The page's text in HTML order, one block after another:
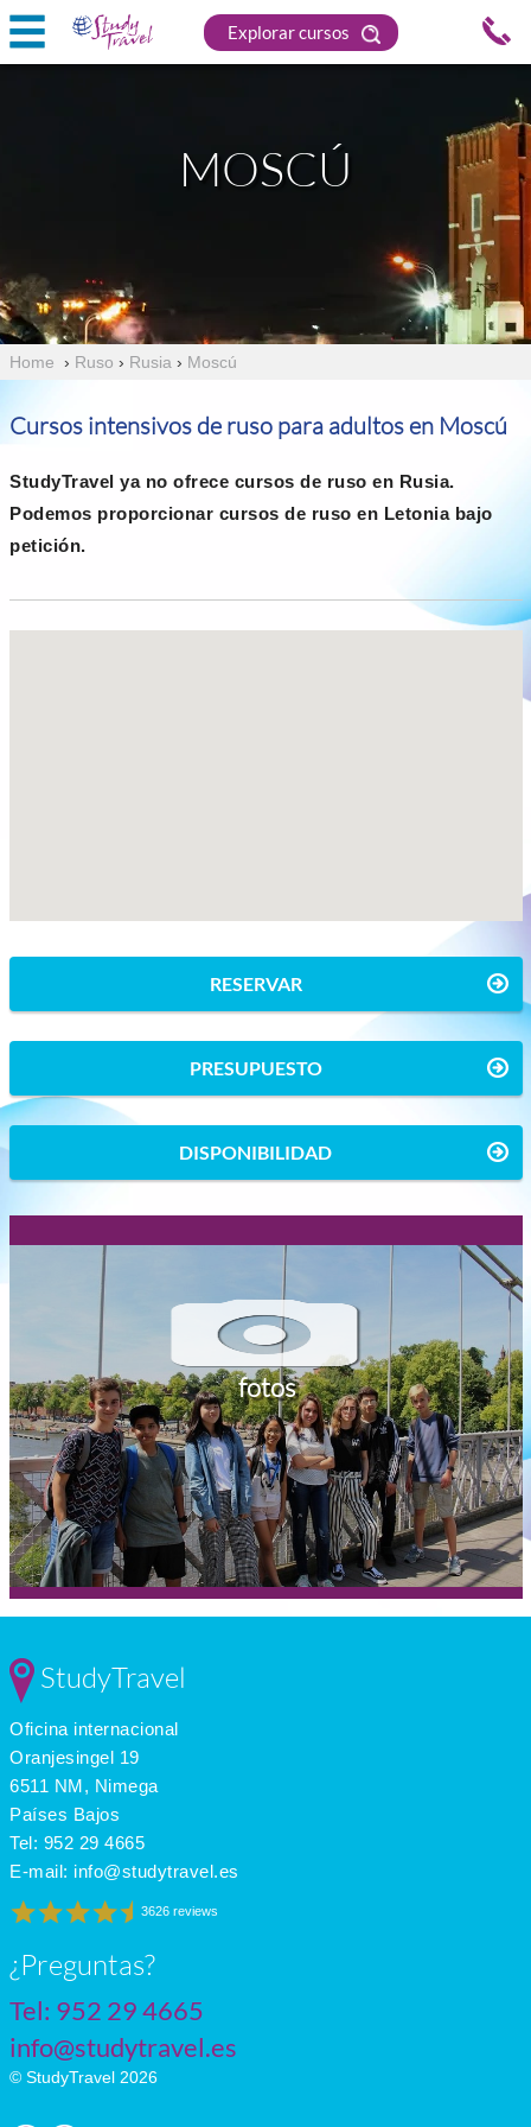
Explorar cursos
MOSCÚ
Home › Ruso › Rusia › Moscú
Cursos intensivos de ruso para adultos en Moscú
StudyTravel ya no ofrece cursos de ruso en Rusia.
Podemos proporcionar cursos de ruso en Letonia bajo
petición.
RESERVAR
PRESUPUESTO
DISPONIBILIDAD
fotos
StudyTravel
Oficina internacional
Oranjesingel 19
6511 NM, Nimega
Países Bajos
Tel: 952 29 4665
E-mail: info@studytravel.es
3626 reviews
¿Preguntas?
Tel: 952 29 4665
info@studytravel.es
© StudyTravel 2026